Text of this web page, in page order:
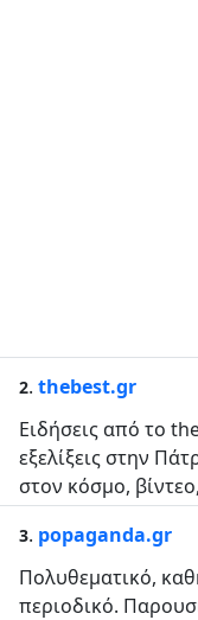
2. thebest.gr
Ειδήσεις από το
εξελίξεις στην
στον κόσμο,
3. popaganda.gr
Πολυθεματικό,
περιοδικό.